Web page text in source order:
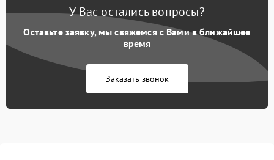
У Вас остались вопросы?
Оставьте заявку, мы свяжемся с Вами в ближайшее
время
Заказать звонок